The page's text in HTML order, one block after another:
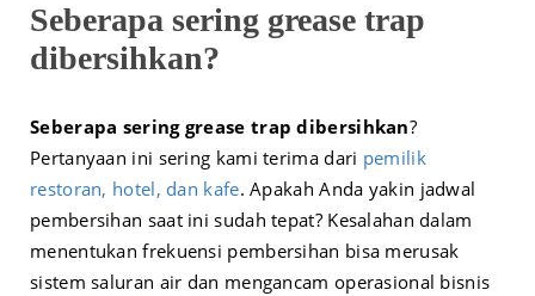
Seberapa sering grease trap
dibersihkan?
Seberapa sering grease trap dibersihkan?
Pertanyaan ini sering kami terima dari pemilik
restoran, hotel, dan kafe. Apakah Anda yakin jadwal
pembersihan saat ini sudah tepat? Kesalahan dalam
menentukan frekuensi pembersihan bisa merusak
sistem saluran air dan mengancam operasional bisnis